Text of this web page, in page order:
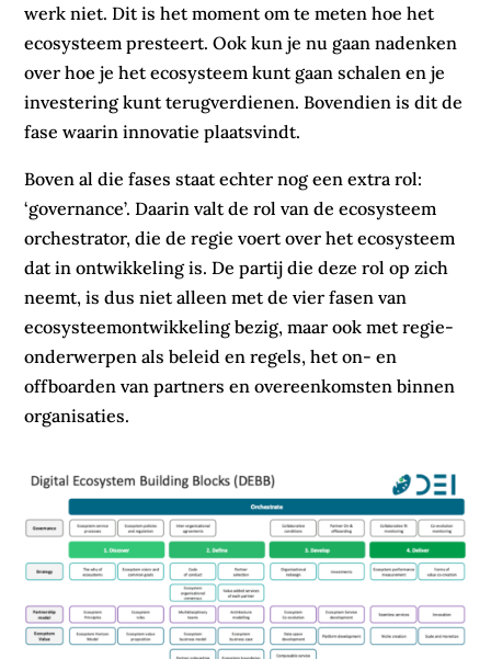
werk niet. Dit is het moment om te meten hoe het
ecosysteem presteert. Ook kun je nu gaan nadenken
over hoe je het ecosysteem kunt gaan schalen en je
investering kunt terugverdienen. Bovendien is dit de
fase waarin innovatie plaatsvindt.
Boven al die fases staat echter nog een extra rol:
‘governance’. Daarin valt de rol van de ecosysteem
orchestrator, die de regie voert over het ecosysteem
dat in ontwikkeling is. De partij die deze rol op zich
neemt, is dus niet alleen met de vier fasen van
ecosysteemontwikkeling bezig, maar ook met regie-
onderwerpen als beleid en regels, het on- en
offboarden van partners en overeenkomsten binnen
organisaties.